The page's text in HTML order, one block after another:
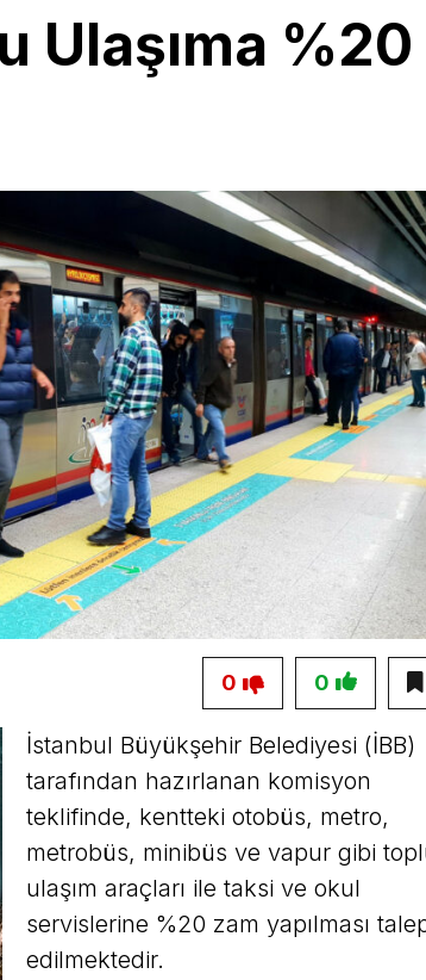
Ulaşıma
0
0
İstanbul Büyükşehir Belediyesi (İBB)
tarafından hazırlanan komisyon
teklifinde, kentteki otobüs, metro,
metrobüs, minibüs ve vapur gibi
ulaşım araçları ile taksi ve okul
servislerine %20 zam yapılması
edilmektedir.